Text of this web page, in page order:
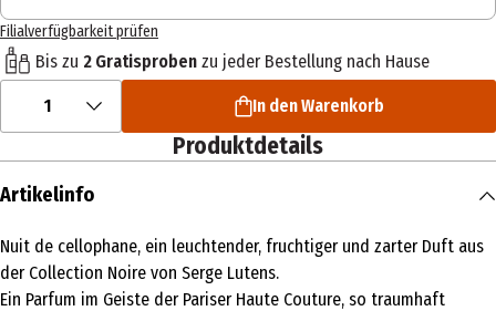
Filialverfügbarkeit prüfen
Bis zu 2 Gratisproben zu jeder Bestellung nach Hause
1 In den Warenkorb
Produktdetails
Artikelinfo
Nuit de cellophane, ein leuchtender, fruchtiger und zarter Duft aus
der Collection Noire von Serge Lutens.
Ein Parfum im Geiste der Pariser Haute Couture, so traumhaft